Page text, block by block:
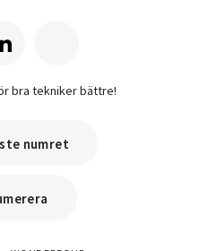
bra tekniker bättre!
numret